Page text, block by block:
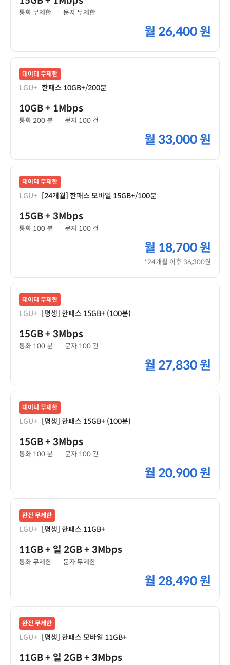
통화 무제한 문자 무제한
월 26,400 원
데이터 무제한
LGU+ 한패스 10GB+/200분
10GB+ 1Mbps
통화 200 분 문자 100 건
월 33,000 원
데이터 무제한
LGU+ [24개월] 한패스 모바일 15GB+/100분
15GB+ 3Mbps
통화 100 분 문자 100 건
월 18,700 원
*24개월 이후 36,300원
데이터 무제한
LGU+ [평생] 한패스 15GB+ (100분)
15GB+ 3Mbps
통화 100 분 문자 100 건
월 27,830 원
데이터 무제한
LGU+ [평생] 한패스 15GB+ (100분)
15GB+ 3Mbps
통화 100 분 문자 100 건
월 20,900 원
완전 무제한
LGU+ [평생] 한패스 11GB+
11GB+ 일 2GB+ 3Mbps
통화 무제한 문자 무제한
월 28,490 원
완전 무제한
LGU+ [평생] 한패스 모바일 11GB+
11GB+ 일 2GB+ 3Mbps